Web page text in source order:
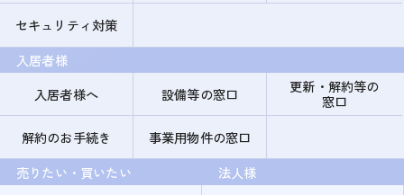
セキュリティ対策
入居者様
入居者様へ
設備等の窓口
更新・解約等の
窓口
解約のお手続き
事業用物件の窓口
売りたい・買いたい
法人様